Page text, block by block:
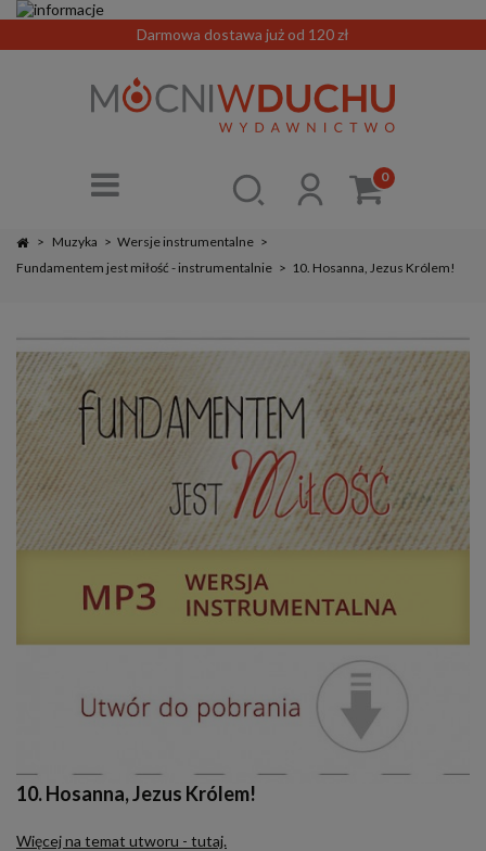
Darmowa dostawa już od 120 zł
0
> Muzyka > Wersje instrumentalne >
Fundamentem jest miłość - instrumentalnie > 10. Hosanna, Jezus Królem!
10. Hosanna, Jezus Królem!
Więcej na temat utworu - tutaj.